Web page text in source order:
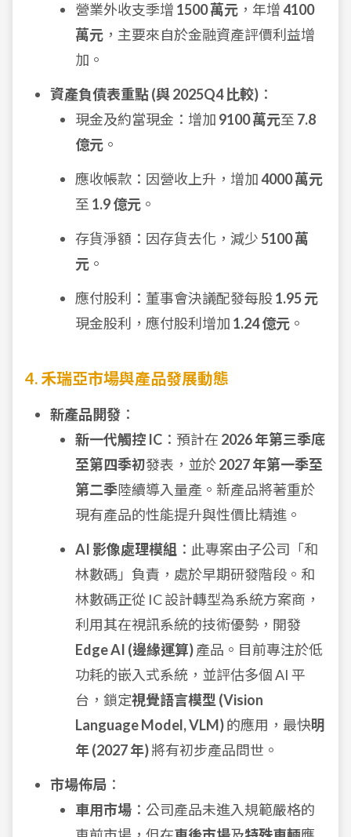
營業外收支季增 1500 萬元 ，年增4100
萬元 ，主要來自於金融資產評價利益增
加。
資產負債表重點 (與 2025Q4 比較) ：
現金及約當現金：增加 9100 萬元至 7.8
億元 。
應收帳款：因營收上升，增加4000 萬元
至 1.9 億元 。
存貨淨額：因存貨去化，減少5100 萬
元 。
應付股利：董事會決議配發每股1.95 元
現金股利，應付股利增加 1.24 億元 。
4. 禾瑞亞市場與產品發展動態
新產品開發 ：
新一代觸控 IC ：預計在 2026 年第三季底
至第四季初發表，並於2027 年第一季至
第二季陸續導入量產。新產品將著重於
現有產品的性能提升與性價比精進。
AI 影像處理模組 ：此專案由子公司「和
林數碼」負責，處於早期研發階段。和
林數碼正從 IC 設計轉型為系統方案商，
利用其在視訊系統的技術優勢，開發
Edge AI (邊緣運算)產品。目前專注於低
功耗的嵌入式系統，並評估多個 AI 平
台，鎖定視覺語言模型 (Vision
Language Model, VLM)的應用，最快明
年 (2027 年)將有初步產品問世。
市場佈局 ：
車用市場 ：公司產品未進入規範嚴格的